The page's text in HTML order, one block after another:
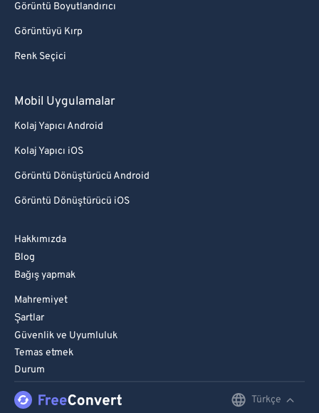
Görüntü Boyutlandırıcı
Görüntüyü Kırp
Renk Seçici
Mobil Uygulamalar
Kolaj Yapıcı Android
Kolaj Yapıcı iOS
Görüntü Dönüştürücü Android
Görüntü Dönüştürücü iOS
Hakkımızda
Blog
Bağış yapmak
Mahremiyet
Şartlar
Güvenlik ve Uyumluluk
Temas etmek
Durum
Türkçe